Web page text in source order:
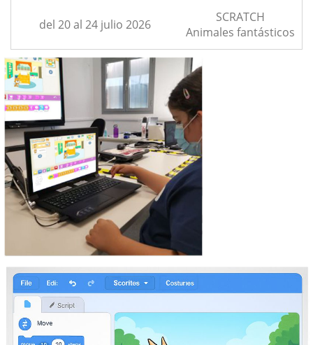
del 20 al 24 julio 2026
SCRATCH
Animales fantásticos